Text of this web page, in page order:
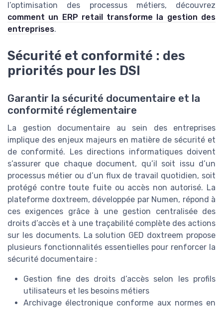
l’optimisation des processus métiers, découvrez
comment un ERP retail transforme la gestion des
entreprises.
Sécurité et conformité : des
priorités pour les DSI
Garantir la sécurité documentaire et la
conformité réglementaire
La gestion documentaire au sein des entreprises
implique des enjeux majeurs en matière de sécurité et
de conformité. Les directions informatiques doivent
s’assurer que chaque document, qu’il soit issu d’un
processus métier ou d’un flux de travail quotidien, soit
protégé contre toute fuite ou accès non autorisé. La
plateforme doxtreem, développée par Numen, répond à
ces exigences grâce à une gestion centralisée des
droits d’accès et à une traçabilité complète des actions
sur les documents. La solution GED doxtreem propose
plusieurs fonctionnalités essentielles pour renforcer la
sécurité documentaire :
Gestion fine des droits d’accès selon les profils
utilisateurs et les besoins métiers
Archivage électronique conforme aux normes en